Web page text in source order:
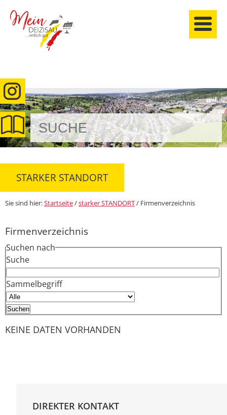
anmelden
STARKER STANDORT
Sie sind hier:Startseite/starker STANDORT/ Firmenverzeichnis
Firmenverzeichnis
Suchen nach
Suche
Sammelbegriff
KEINE DATEN VORHANDEN
DIREKTER KONTAKT